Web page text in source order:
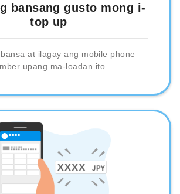
bansang gusto mong i-
top up
at ilagay ang mobile phone
upang ma-loadan ito.